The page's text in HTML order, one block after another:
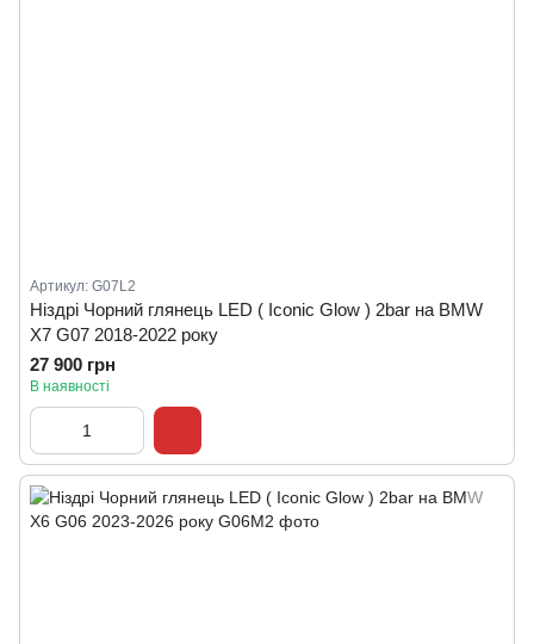
Артикул: G07L2
Ніздрі Чорний глянець LED ( Iconic Glow ) 2bar на BMW
X7 G07 2018-2022 року
27 900 грн
В наявності